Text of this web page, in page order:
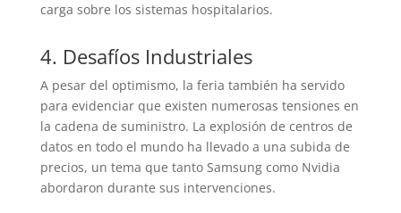
carga sobre los sistemas hospitalarios.
4. Desafíos Industriales
A pesar del optimismo, la feria también ha servido
para evidenciar que existen numerosas tensiones en
la cadena de suministro. La explosión de centros de
datos en todo el mundo ha llevado a una subida de
precios, un tema que tanto Samsung como Nvidia
abordaron durante sus intervenciones.